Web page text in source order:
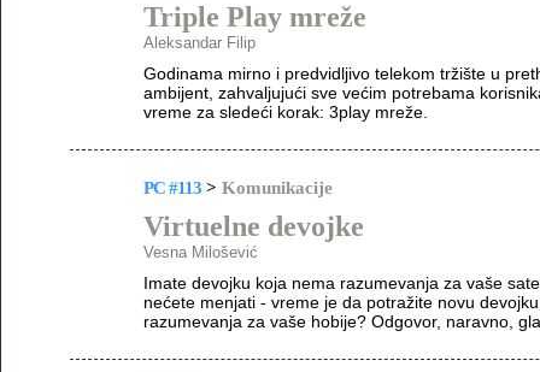
Triple Play mreže
Aleksandar Filip
Godinama mirno i predvidljivo telekom tržište u
ambijent, zahvaljujući sve većim potrebama
vreme za sledeći korak: 3play mreže.
PC #113 > Komunikacije
Virtuelne devojke
Vesna Milošević
Imate devojku koja nema razumevanja za vaše
nećete menjati - vreme je da potražite novu
razumevanja za vaše hobije? Odgovor, naravno,